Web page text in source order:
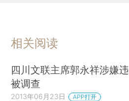
相关阅读
四川文联主席郭永祥涉嫌
被调查
2013年06月23日 APP打开